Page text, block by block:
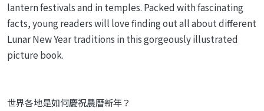
lantern festivals and in temples. Packed with fascinating
facts, young readers will love finding out all about different
Lunar New Year traditions in this gorgeously illustrated
picture book.
世界各地是如何慶祝農曆新年？